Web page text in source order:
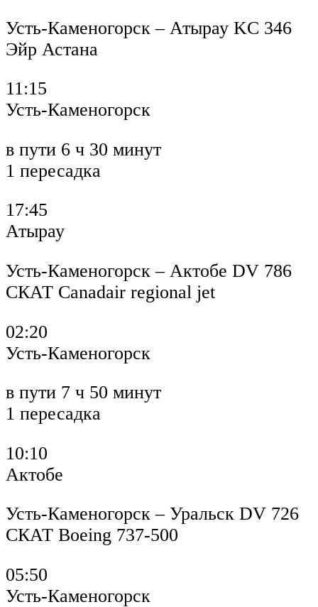
Усть-Каменогорск – Атырау KC 346
Эйр Астана
11:15
Усть-Каменогорск
в пути 6 ч 30 минут
1 пересадка
17:45
Атырау
Усть-Каменогорск – Актобе DV 786
СКАТ Canadair regional jet
02:20
Усть-Каменогорск
в пути 7 ч 50 минут
1 пересадка
10:10
Актобе
Усть-Каменогорск – Уральск DV 726
СКАТ Boeing 737-500
05:50
Усть-Каменогорск